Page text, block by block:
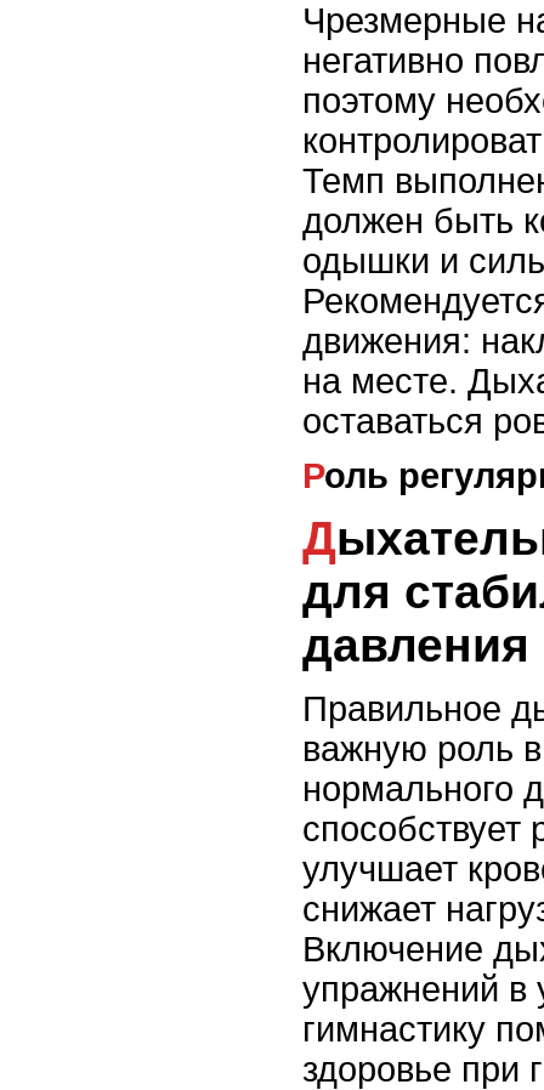
Чрезмерные
негативно
поэтому
Темп
должен быть
одышки и
движения:
на месте.
оставаться
Роль
Дыхательные техники
для
давления
Правильное
важную роль
нормального
улучшает
снижает
Включение
упражнений в
гимнастику
здоровье при